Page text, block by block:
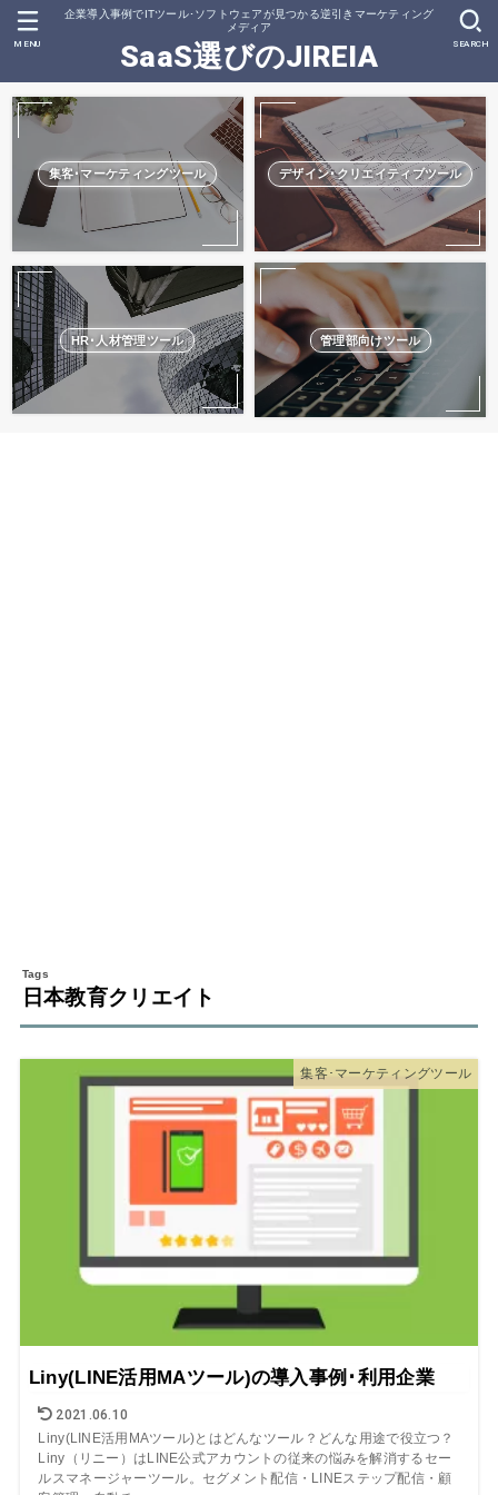
企業導入事例でITツール･ソフトウェアが見つかる逆引きマーケティング
メディア
SaaS選びのJIREIA SEARCH
MENU
集客･マーケティングツール デザイン･クリエイティブツール
HR･人材管理ツール 管理部向けツール
日本教育クリエイト
集客･マーケティングツール
Liny(LINE活用MAツール)の導入事例･利用企業
2021.06.10
Liny(LINE活用MAツール)とはどんなツール？どんな用途で役立つ？
Liny（リニー）はLINE公式アカウントの従来の悩みを解消するセー
ルスマネージャーツール。セグメント配信・LINEステップ配信・顧